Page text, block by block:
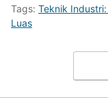
Tags: Teknik
Luas